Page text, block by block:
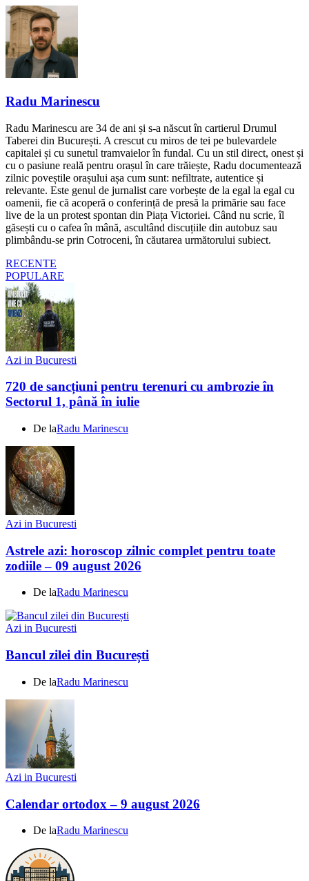
Radu Marinescu
Radu Marinescu are 34 de ani și s-a născut în cartierul Drumul
Taberei din București. A crescut cu miros de tei pe bulevardele
capitalei și cu sunetul tramvaielor în fundal. Cu un stil direct, onest și
cu o pasiune reală pentru orașul în care trăiește, Radu documentează
zilnic poveștile orașului așa cum sunt: nefiltrate, autentice și
relevante. Este genul de jurnalist care vorbește de la egal la egal cu
oamenii, fie că acoperă o conferință de presă la primărie sau face
live de la un protest spontan din Piața Victoriei. Când nu scrie, îl
găsești cu o cafea în mână, ascultând discuțiile din autobuz sau
plimbându-se prin Cotroceni, în căutarea următorului subiect.
RECENTE
POPULARE
Azi in Bucuresti
720 de sancțiuni pentru terenuri cu ambrozie în
Sectorul 1, până în iulie
De laRadu Marinescu
Azi in Bucuresti
Astrele azi: horoscop zilnic complet pentru toate
zodiile – 09 august 2026
De laRadu Marinescu
Azi in Bucuresti
Bancul zilei din București
De laRadu Marinescu
Azi in Bucuresti
Calendar ortodox – 9 august 2026
De laRadu Marinescu